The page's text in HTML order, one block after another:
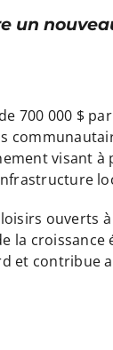
un
700 000 $
visant
la
et contribue